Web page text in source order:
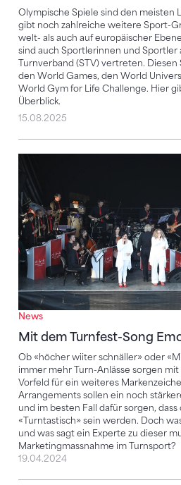
Olympische Spiele sind den meisten
gibt noch zahlreiche weitere Sport-
welt- als auch auf europäischer
sind auch Sportlerinnen und Sportler
Turnverband (STV) vertreten. Diesen
den World Games, den World
World Gym for Life Challenge. Hier
Überblick.
15.08.2025
News
Mit dem Turnfest-Song
Ob «höcher wiiter schnäller» oder
immer mehr Turn-Anlässe sorgen
Vorfeld für ein weiteres
Arrangements sollen ein noch
und im besten Fall dafür sorgen,
«Turntastisch» sein werden. Doch
und was sagt ein Experte zu dieser
Marketingmassnahme im Turnsport?
19.04.2024